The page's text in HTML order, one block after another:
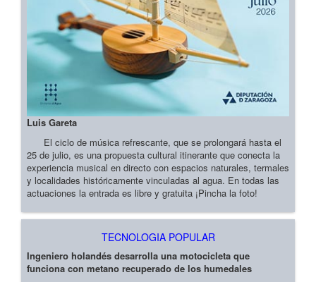
Luis Gareta
El ciclo de música refrescante, que se prolongará hasta el
25 de julio, es una propuesta cultural itinerante que conecta la
experiencia musical en directo con espacios naturales, termales
y localidades históricamente vinculadas al agua. En todas las
actuaciones la entrada es libre y gratuita ¡Pincha la foto!
TECNOLOGIA POPULAR
Ingeniero holandés desarrolla una motocicleta que
funciona con metano recuperado de los humedales